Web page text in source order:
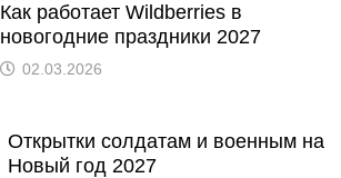
Как работает Wildberries в
новогодние праздники 2027
02.03.2026
Открытки солдатам и военным на
Новый год 2027